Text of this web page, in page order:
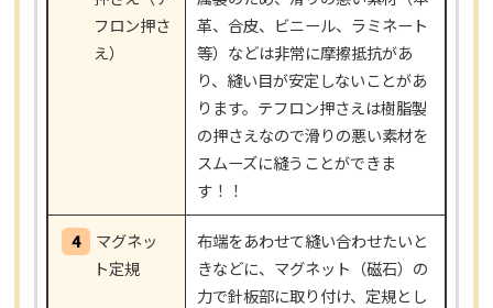
フロン押さ
え）
革、合皮、ビニール、ラミネート
等）などは非常に摩擦抵抗があ
り、縫い目が安定しないことがあ
ります。テフロン押さえは樹脂製
の押さえなので滑りの悪い素材を
スムーズに縫うことができま
す！！
4
マグネッ
ト定規
布端をあわせて縫い合わせたいと
きなどに、マグネット（磁石）の
力で針板部に取り付け、定規とし